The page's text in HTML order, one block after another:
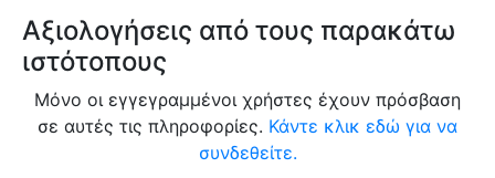
Αξιολογήσεις από τους παρακάτω
ιστότοπους
Μόνο οι εγγεγραμμένοι χρήστες έχουν πρόσβαση
σε αυτές τις πληροφορίες. Κάντε κλικ εδώ για να
συνδεθείτε.